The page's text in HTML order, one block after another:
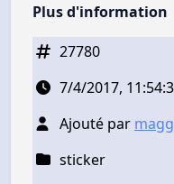
Plus d'information
27780
7/4/2017,
Ajouté par
sticker